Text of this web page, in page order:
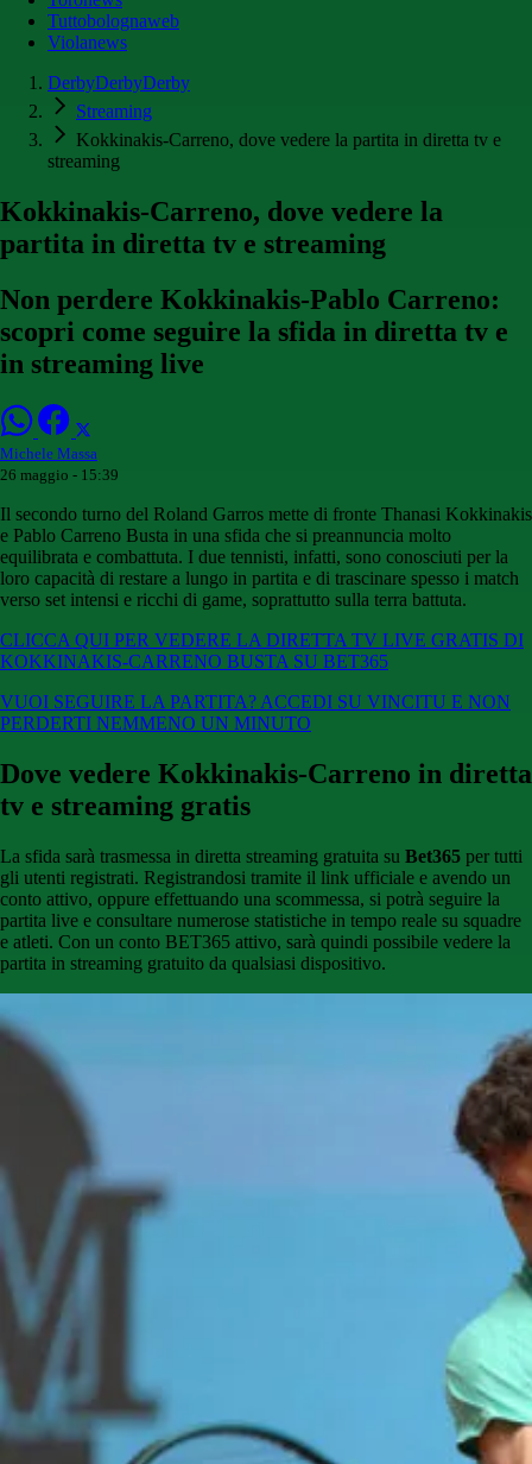
Tuttobolognaweb
Violanews
DerbyDerbyDerby
Streaming
Kokkinakis-Carreno, dove vedere la partita in diretta tv e
streaming
Kokkinakis-Carreno, dove vedere la
partita in diretta tv e streaming
Non perdere Kokkinakis-Pablo Carreno:
scopri come seguire la sfida in diretta tv e
in streaming live
Michele Massa
26 maggio - 15:39
Il secondo turno del Roland Garros mette di fronte Thanasi Kokkinakis
e Pablo Carreno Busta in una sfida che si preannuncia molto
equilibrata e combattuta. I due tennisti, infatti, sono conosciuti per la
loro capacità di restare a lungo in partita e di trascinare spesso i match
verso set intensi e ricchi di game, soprattutto sulla terra battuta.
CLICCA QUI PER VEDERE LA DIRETTA TV LIVE GRATIS DI
KOKKINAKIS-CARRENO BUSTA SU BET365
VUOI SEGUIRE LA PARTITA? ACCEDI SU VINCITU E NON
PERDERTI NEMMENO UN MINUTO
Dove vedere Kokkinakis-Carreno in diretta
tv e streaming gratis
La sfida sarà trasmessa in diretta streaming gratuita su Bet365 per tutti
gli utenti registrati. Registrandosi tramite il link ufficiale e avendo un
conto attivo, oppure effettuando una scommessa, si potrà seguire la
partita live e consultare numerose statistiche in tempo reale su squadre
e atleti. Con un conto BET365 attivo, sarà quindi possibile vedere la
partita in streaming gratuito da qualsiasi dispositivo.